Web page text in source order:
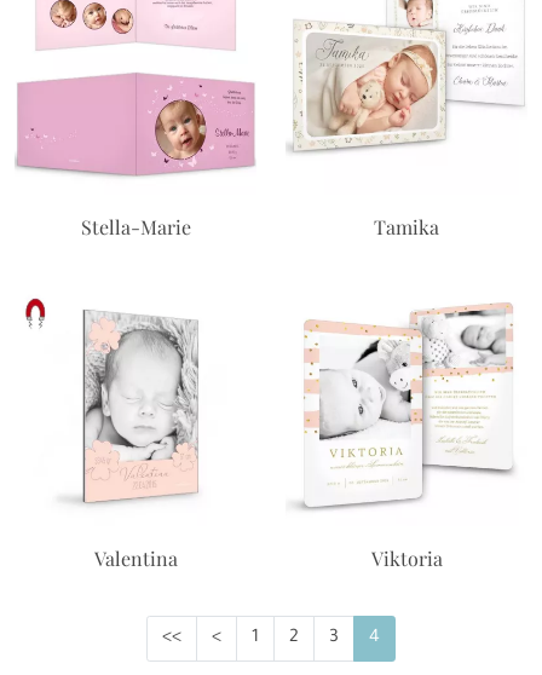
Stella-Marie Tamika
Valentina Viktoria
<< < 1 2 3 4